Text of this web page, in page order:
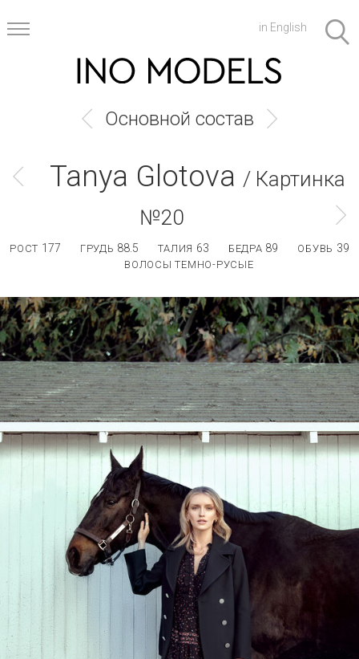
in English
Основной состав
Tanya Glotova / Картинка
№20
РОСТ 177 ГРУДЬ 88.5 ТАЛИЯ 63 БЕДРА 89 ОБУВЬ 39
ВОЛОСЫ ТЕМНО-РУСЫЕ